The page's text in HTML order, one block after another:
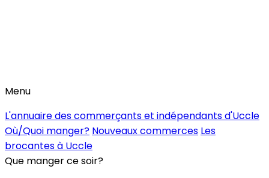
Menu
L'annuaire des commerçants et indépendants d'Uccle
Où/Quoi manger? Nouveaux commerces Les
brocantes à Uccle
Que manger ce soir?